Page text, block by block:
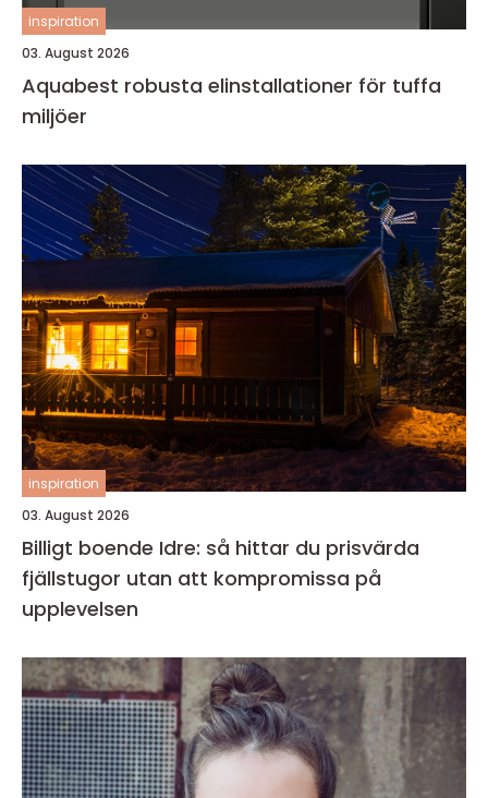
inspiration
03. August 2026
Aquabest robusta elinstallationer för tuffa
miljöer
inspiration
03. August 2026
Billigt boende Idre: så hittar du prisvärda
fjällstugor utan att kompromissa på
upplevelsen